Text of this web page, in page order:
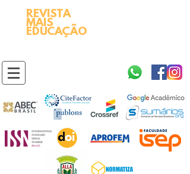
REVISTA
MAIS
EDUCAÇÃO